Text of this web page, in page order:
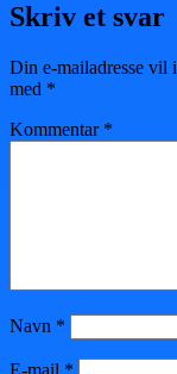
Skriv et svar
Din e-mailadresse vil
med *
Kommentar *
Navn *
E-mail *